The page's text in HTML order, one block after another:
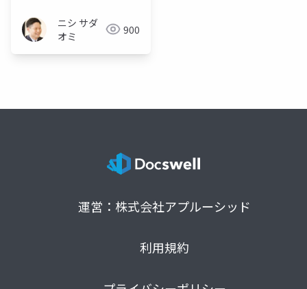
ニシ サダ
オミ
900
運営：株式会社アプルーシッド
利用規約